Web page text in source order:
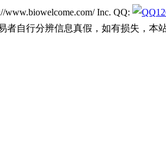
www.biowelcome.com/ Inc. QQ:
自行分辨信息真假，如有损失，本